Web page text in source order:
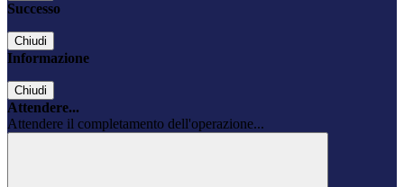
Successo
Chiudi
Informazione
Chiudi
Attendere...
Attendere il completamento dell'operazione...